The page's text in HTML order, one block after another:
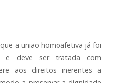
a união homoafetiva já foi
e deve ser tratada com
aos direitos inerentes a